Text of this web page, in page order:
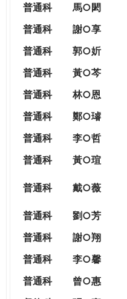
普通科
馬○閎
普通科
謝○享
普通科
郭○妡
普通科
黃○芩
普通科
林○恩
普通科
鄭○璿
普通科
李○哲
普通科
黃○瑄
普通科 戴○薇
普通科 劉○芳
普通科
謝○翔
普通科
李○馨
普通科
曾○惠